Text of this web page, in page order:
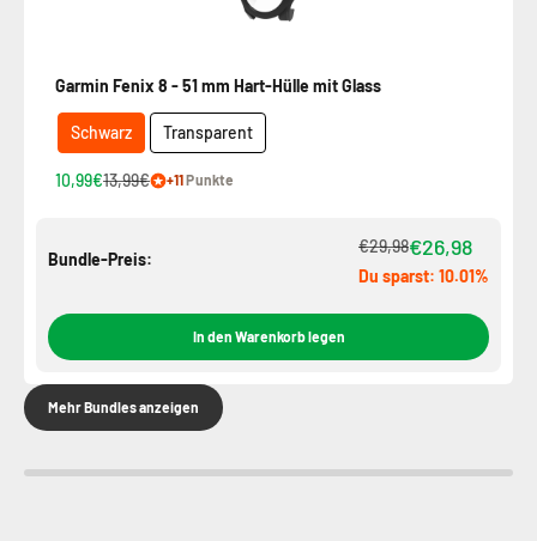
Garmin Fenix ​​8 - 51 mm Hart-Hülle mit Glass
Schwarz Transparent
10,99€13,99€ +11Punkte
Bundle-Preis:
€29,98€26,98
Du sparst: 10.01%
In den Warenkorb legen
Mehr Bundles anzeigen